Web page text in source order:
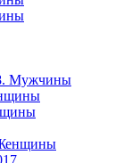
Мужчины